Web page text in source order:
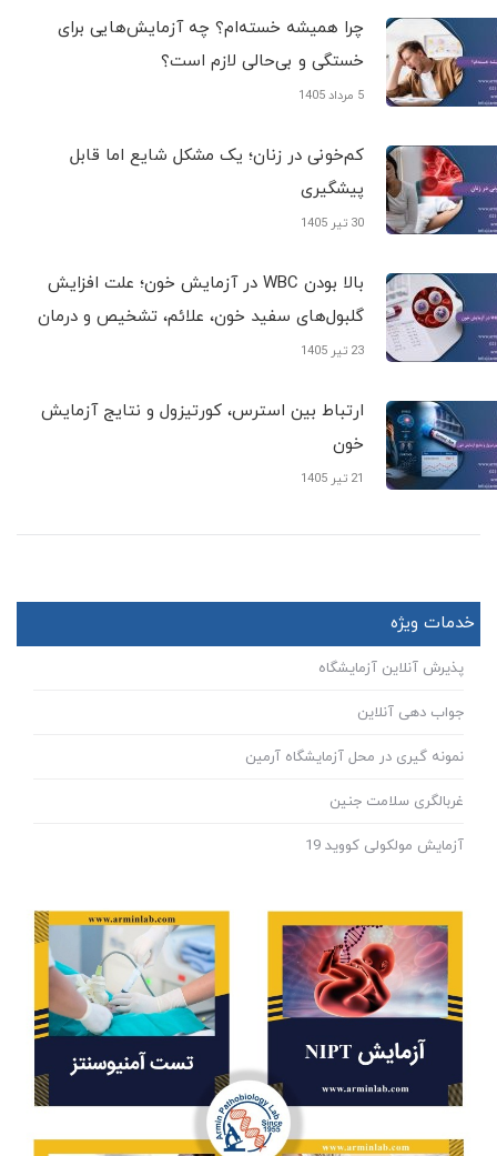
چرا همیشه خسته‌ام؟ چه آزمایش‌هایی برای
خستگی و بی‌حالی لازم است؟
5 مرداد 1405
کم‌خونی در زنان؛ یک مشکل شایع اما قابل
پیشگیری
30 تیر 1405
بالا بودن WBC در آزمایش خون؛ علت افزایش
گلبول‌های سفید خون، علائم، تشخیص و درمان
23 تیر 1405
ارتباط بین استرس، کورتیزول و نتایج آزمایش
خون
21 تیر 1405
خدمات ویژه
پذیرش آنلاین آزمایشگاه
جواب دهی آنلاین
نمونه گیری در محل آزمایشگاه آرمین
غربالگری سلامت جنین
آزمایش مولکولی کووید 19